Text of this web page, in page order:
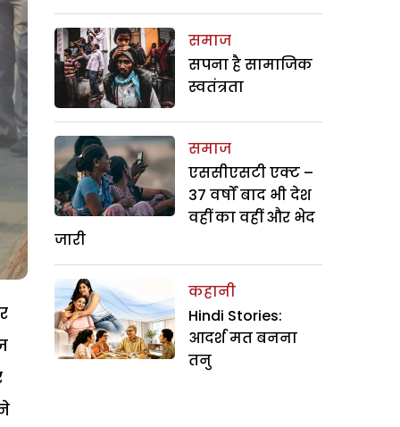
समाज
सपना है सामाजिक
स्वतंत्रता
समाज
एससीएसटी एक्ट –
37 वर्षों बाद भी देश
वहीं का वहीं और भेद
जारी
कहानी
Hindi Stories:
आदर्श मत बनना
तनु